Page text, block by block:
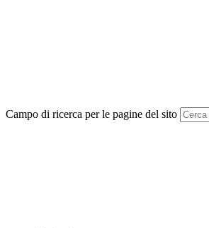
Campo di ricerca per le pagine del sito